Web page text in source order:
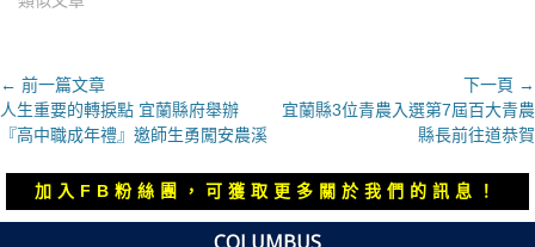
文
章
導
覽
← 前一篇文章
上
一
章：
人生重要的轉捩點 宜蘭縣府舉辦
『高中職成年禮』邀師生勇闖安農溪
下一頁 →
文
章：
宜蘭縣3位青農入選第7屆百大青農
縣長前往道恭賀
加入FB粉絲團，可獲取更多關於我們的訊息！